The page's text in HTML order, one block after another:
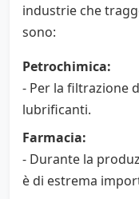
industrie che
sono:
Petrochimica:
- Per la filtrazione
lubrificanti.
Farmacia:
- Durante la
è di estrema